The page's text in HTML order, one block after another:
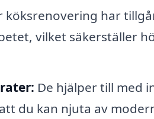
köksrenovering har
vilket säkerställer
De hjälper till med
du kan njuta av